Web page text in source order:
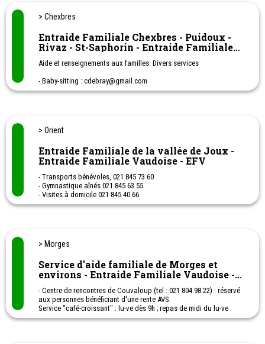
> Chexbres
Entraide Familiale Chexbres - Puidoux -
Rivaz - St-Saphorin - Entraide Familiale
Vaudoise - EFV
Aide et renseignements aux familles. Divers services
- Baby-sitting : cdebray@gmail.com
- Braderie : cdebray@gmail.com
- Halte-jeux & maternelle de Puidoux : 079 123 05 68
- Gym Parent-enfants : pfurst@bluewin.ch
- Transports accompagnés : 079 205 95 45
> Orient
Entraide Familiale de la vallée de Joux -
Entraide Familiale Vaudoise - EFV
- Transports bénévoles, 021 845 73 60
- Gymnastique aînés 021 845 63 55
- Visites à domicile 021 845 40 66
> Morges
Service d'aide familiale de Morges et
environs - Entraide Familiale Vaudoise -
- Centre de rencontres de Couvaloup (tel : 021 804 98 22) : réservé
aux personnes bénéficiant d'une rente AVS.
Service "café-croissant" : lu-ve dès 9h ; repas de midi du lu-ve
avec transports organisés les lu-ma-je ainsi que le premier